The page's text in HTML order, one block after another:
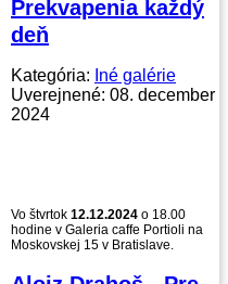
Prekvapenia každý
deň
Kategória: Iné galérie
Uverejnené: 08. december
2024
Vo štvrtok 12.12.2024 o 18.00
hodine v Galeria caffe Portioli na
Moskovskej 15 v Bratislave.